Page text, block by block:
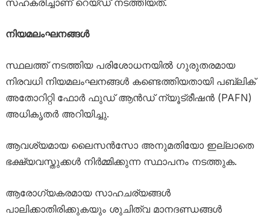
നിയമലംഘനങ്ങൾ
സ്ഥലത്ത് നടത്തിയ പരിശോധനയിൽ ഗുരുതരമായ
നിരവധി നിയമലംഘനങ്ങൾ കണ്ടെത്തിയതായി പബ്ലിക്
അതോറിറ്റി ഫോർ ഫുഡ് ആൻഡ് ന്യൂട്രീഷൻ (PAFN)
അധികൃതർ അറിയിച്ചു.
ആവശ്യമായ ലൈസൻസോ അനുമതിയോ ഇല്ലാതെ
ഭക്ഷ്യവസ്തുക്കൾ നിർമ്മിക്കുന്ന സ്ഥാപനം നടത്തുക.
ആരോഗ്യകരമായ സാഹചര്യങ്ങൾ
പാലിക്കാതിരിക്കുകയും ശുചിത്വ മാനദണ്ഡങ്ങൾ